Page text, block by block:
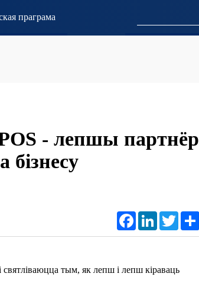
праграма
- лепшы партнёр
бізнесу
FacebookLinkedIn Twitter
святліваюцца тым, як лепш і лепш кіраваць